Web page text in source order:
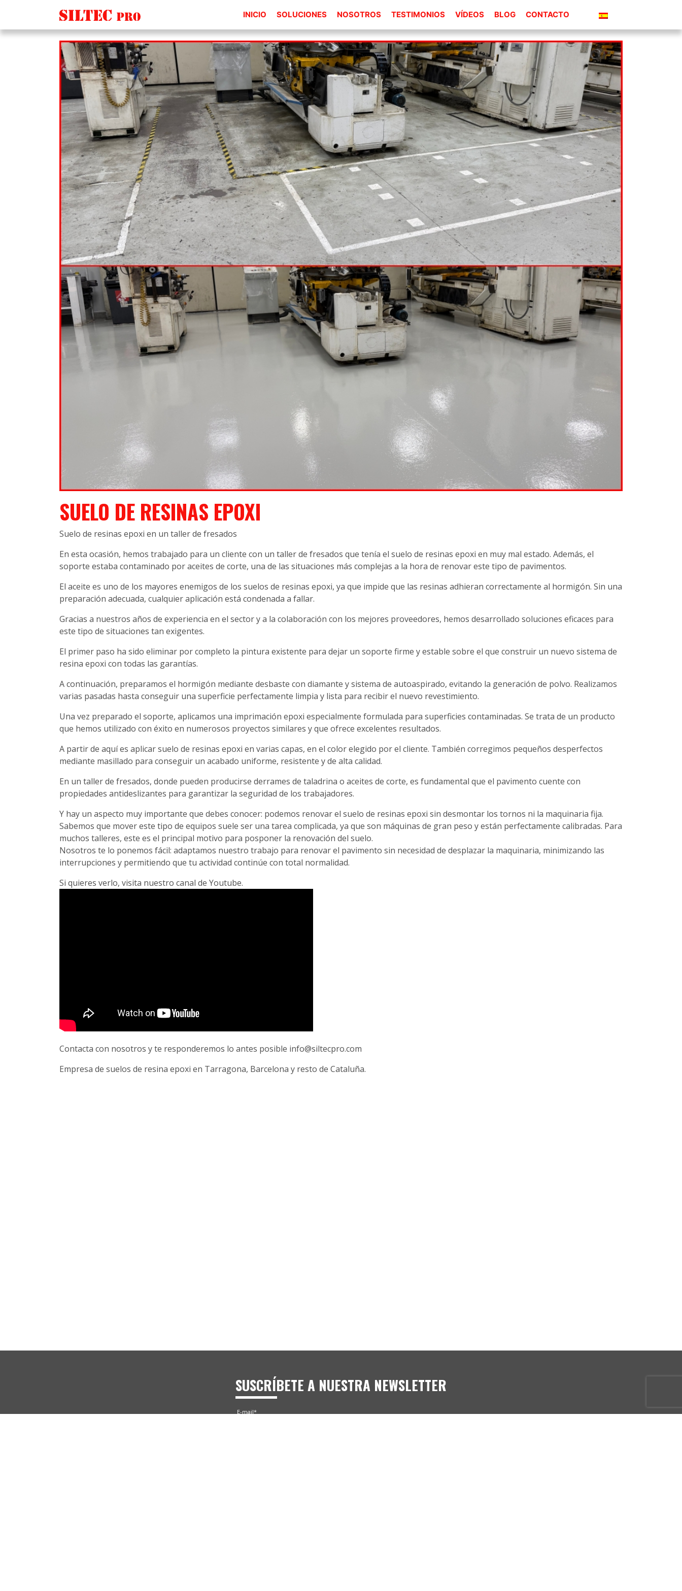
INICIO SOLUCIONES NOSOTROS TESTIMONIOS VÍDEOS BLOG CONTACTO
SUELO DE RESINAS EPOXI
Suelo de resinas epoxi en un taller de fresados
En esta ocasión, hemos trabajado para un cliente con un taller de fresados que tenía el suelo de resinas epoxi en muy mal estado. Además, el
soporte estaba contaminado por aceites de corte, una de las situaciones más complejas a la hora de renovar este tipo de pavimentos.
El aceite es uno de los mayores enemigos de los suelos de resinas epoxi, ya que impide que las resinas adhieran correctamente al hormigón. Sin una
preparación adecuada, cualquier aplicación está condenada a fallar.
Gracias a nuestros años de experiencia en el sector y a la colaboración con los mejores proveedores, hemos desarrollado soluciones eficaces para
este tipo de situaciones tan exigentes.
El primer paso ha sido eliminar por completo la pintura existente para dejar un soporte firme y estable sobre el que construir un nuevo sistema de
resina epoxi con todas las garantías.
A continuación, preparamos el hormigón mediante desbaste con diamante y sistema de autoaspirado, evitando la generación de polvo. Realizamos
varias pasadas hasta conseguir una superficie perfectamente limpia y lista para recibir el nuevo revestimiento.
Una vez preparado el soporte, aplicamos una imprimación epoxi especialmente formulada para superficies contaminadas. Se trata de un producto
que hemos utilizado con éxito en numerosos proyectos similares y que ofrece excelentes resultados.
A partir de aquí es aplicar suelo de resinas epoxi en varias capas, en el color elegido por el cliente. También corregimos pequeños desperfectos
mediante masillado para conseguir un acabado uniforme, resistente y de alta calidad.
En un taller de fresados, donde pueden producirse derrames de taladrina o aceites de corte, es fundamental que el pavimento cuente con
propiedades antideslizantes para garantizar la seguridad de los trabajadores.
Y hay un aspecto muy importante que debes conocer: podemos renovar el suelo de resinas epoxi sin desmontar los tornos ni la maquinaria fija.
Sabemos que mover este tipo de equipos suele ser una tarea complicada, ya que son máquinas de gran peso y están perfectamente calibradas. Para
muchos talleres, este es el principal motivo para posponer la renovación del suelo.
Nosotros te lo ponemos fácil: adaptamos nuestro trabajo para renovar el pavimento sin necesidad de desplazar la maquinaria, minimizando las
interrupciones y permitiendo que tu actividad continúe con total normalidad.
Si quieres verlo, visita nuestro canal de Youtube.
Contacta con nosotros y te responderemos lo antes posible info@siltecpro.com
Empresa de suelos de resina epoxi en Tarragona, Barcelona y resto de Cataluña.
SUSCRÍBETE A NUESTRA NEWSLETTER
E-mail*